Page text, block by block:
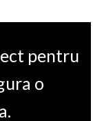
pentru
o